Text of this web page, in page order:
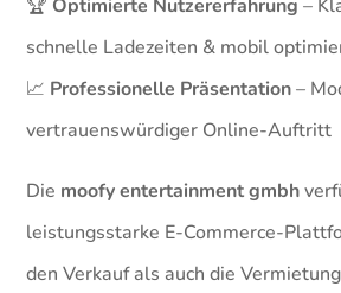
🏆 Optimierte Nutzererfahrung –
schnelle Ladezeiten & mobil
📈 Professionelle Präsentation–
vertrauenswürdiger Online-Auftritt
Die moofy entertainment gmbh
leistungsstarke E-Commerce-
den Verkauf als auch die